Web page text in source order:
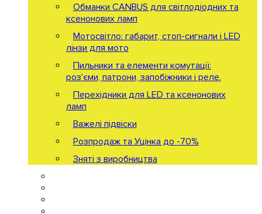
Обманки CANBUS для світлодіодних та
ксенонових ламп
Мотосвітло: габарит, стоп-сигнали і LED
лінзи для мото
Пильники та елементи комутації:
роз'єми, патрони, запобіжники і реле.
Перехідники для LED та ксенонових
ламп
Важелі підвіски
Розпродаж та Уцінка до -70%
Зняті з виробництва